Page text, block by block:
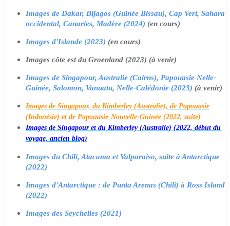
Images de Dakar, Bijagos (Guinée Bissau), Cap Vert, Sahara
occidental, Canaries, Madère (2024) (en cours)
Images d'Islande (2023) (en cours)
Images côte est du Groenland (2023) (à venir)
Images de Singapour, Australie (Cairns), Papouasie Nelle-
Guinée, Salomon, Vanuatu, Nelle-Calédonie (2023) (à venir)
Images de Singapour, du Kimberley (Australie), de Papouasie
(Indonésie) et de Papouasie-Nouvelle-Guinée (2022, suite)
Images de Singapour et du Kimberley (Australie) (2022, début du
voyage, ancien blog)
Images du Chili, Atacama et Valparaiso, suite à Antarctique
(2022)
Images d'Antarctique : de Punta Arenas (Chili) à Ross Island
(2022)
Images des Seychelles (2021)